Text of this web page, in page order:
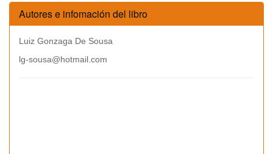
Autores e infomación del libro
Luiz Gonzaga De Sousa
lg-sousa@hotmail.com